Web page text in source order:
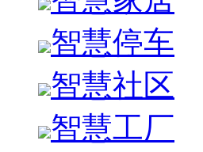
智慧停车
智慧社区
智慧工厂